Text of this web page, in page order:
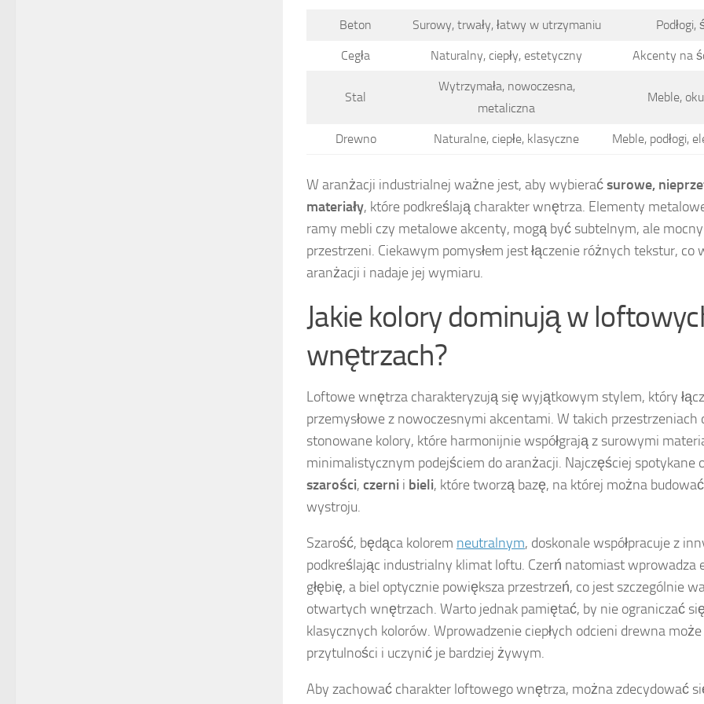
Beton Surowy, trwały, łatwy w utrzymaniu Podłogi,
Cegła Naturalny, ciepły, estetyczny Akcenty na
Stal
Wytrzymała, nowoczesna,
metaliczna
Meble,
Drewno Naturalne, ciepłe, klasyczne Meble, podłogi,
W aranżacji industrialnej ważne jest, aby wybieraćsurowe,
materiały, które podkreślają charakter wnętrza. Elementy
ramy mebli czy metalowe akcenty, mogą być subtelnym, ale
przestrzeni. Ciekawym pomysłem jest łączenie różnych tekstur, co
aranżacji i nadaje jej wymiaru.
Jakie kolory dominują w
wnętrzach?
Loftowe wnętrza charakteryzują się wyjątkowym stylem, który
przemysłowe z nowoczesnymi akcentami. W takich przestrzeniach
stonowane kolory, które harmonijnie współgrają z surowymi
minimalistycznym podejściem do aranżacji. Najczęściej spotykane
szarości, czerni i bieli, które tworzą bazę, na której można
wystroju.
Szarość, będąca kolorem neutralnym, doskonale współpracuje z
podkreślając industrialny klimat loftu. Czerń natomiast wprowadza
głębię, a biel optycznie powiększa przestrzeń, co jest szczególnie
otwartych wnętrzach. Warto jednak pamiętać, by nie ograniczać
klasycznych kolorów. Wprowadzenie ciepłych odcieni drewna
przytulności i uczynić je bardziej żywym.
Aby zachować charakter loftowego wnętrza, można zdecydować